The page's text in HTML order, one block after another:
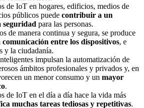
de IoT en hogares, edificios, medios de
públicos puede contribuir a un
seguridad para las personas.
de manera continua y segura, se produce
entre los dispositivos, e
y la ciudadanía.
impulsan la automatización de
ámbitos profesionales y privados y, en
un menor consumo y un mayor
.
de IoT en el día a día hace la vida más
muchas tareas tediosas y repetitivas.